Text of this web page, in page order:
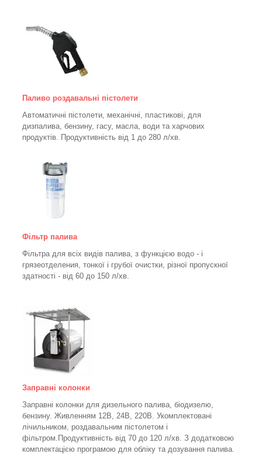
Паливо роздавальні пістолети
Автоматичні пістолети, механічні, пластикові, для
дизпалива, бензину, гасу, масла, води та харчових
продуктів. Продуктивність від 1 до 280 л/хв.
Фільтр палива
Фільтра для всіх видів палива, з функцією водо - і
грязеотделения, тонкої і грубої очистки, різної пропускної
здатності - від 60 до 150 л/хв.
Заправні колонки
Заправні колонки для дизельного палива, біодизелю,
бензину. Живленням 12В, 24В, 220В. Укомплектовані
лічильником, роздавальним пістолетом і
фільтром. Продуктивність від 70 до 120 л/хв. З додатковою
комплектацією програмою для обліку та дозування палива.